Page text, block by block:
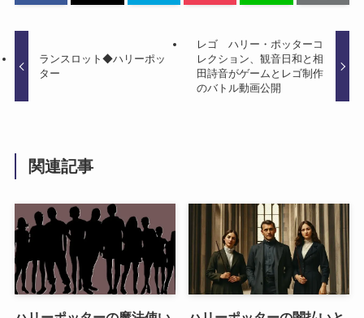
ランスロット◆ハリーポッ
ター
レゴ ハリー・ポッターコ
レクション、観音日和と相
田詩音がゲームとレゴ制作
のバトル動画公開
関連記事